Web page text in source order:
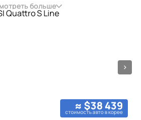
больше
≈ $38 439
стоимость авто в корее